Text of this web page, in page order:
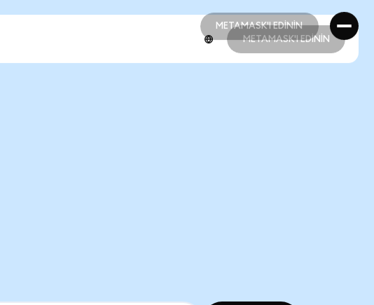
METAMASK'I EDİNİN
METAMASK'I EDİNİN
METAMASK'I EDİNİN